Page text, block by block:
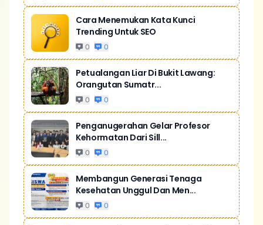
Cara Menemukan Kata Kunci
Trending Untuk SEO
0 0
Petualangan Liar Di Bukit Lawang:
Orangutan Sumatr...
0 0
Penganugerahan Gelar Profesor
Kehormatan Dari Sill...
0 0
Membangun Generasi Tenaga
Kesehatan Unggul Dan Men...
0 0